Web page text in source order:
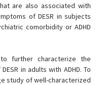
are also associated with
of DESR in subjects
comorbidity or ADHD
further characterize the
in adults with ADHD. To
study of well-characterized